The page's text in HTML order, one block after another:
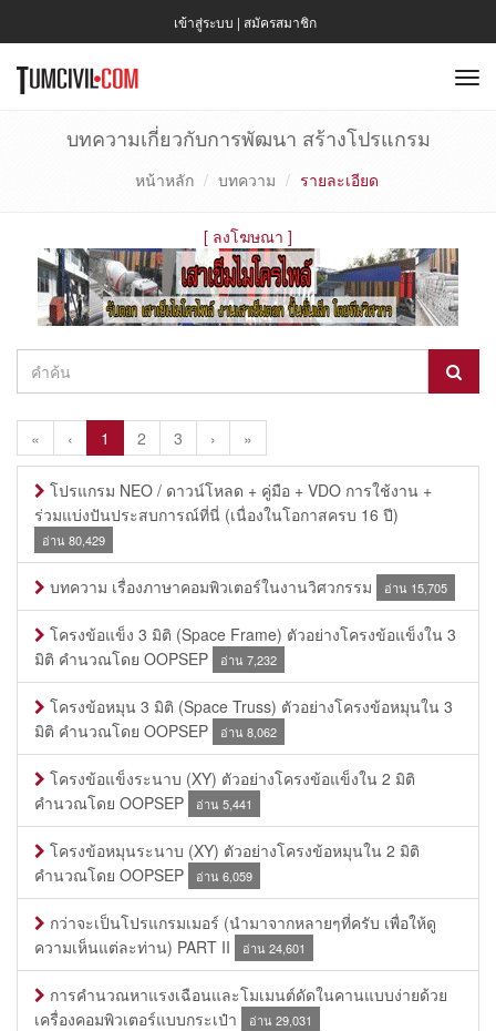
เข้าสู่ระบบ | สมัครสมาชิก
บทความเกี่ยวกับการพัฒนา สร้างโปรแกรม
หน้าหลัก บทความ รายละเอียด
[ ลงโฆษณา ]
« ‹ 1 2 3 › »
โปรแกรม NEO / ดาวน์โหลด + คู่มือ + VDO การใช้งาน +
ร่วมแบ่งปันประสบการณ์ที่นี่ (เนื่องในโอกาสครบ 16 ปี)
อ่าน 80,429
บทความ เรื่องภาษาคอมพิวเตอร์ในงานวิศวกรรม อ่าน 15,705
โครงข้อแข็ง 3 มิติ (Space Frame) ตัวอย่างโครงข้อแข็งใน 3
มิติ คำนวณโดย OOPSEP
อ่าน 7,232
โครงข้อหมุน 3 มิติ (Space Truss) ตัวอย่างโครงข้อหมุนใน 3
มิติ คำนวณโดย OOPSEP
อ่าน 8,062
โครงข้อแข็งระนาบ (XY) ตัวอย่างโครงข้อแข็งใน 2 มิติ
คำนวณโดย OOPSEP
อ่าน 5,441
โครงข้อหมุนระนาบ (XY) ตัวอย่างโครงข้อหมุนใน 2 มิติ
คำนวณโดย OOPSEP
อ่าน 6,059
กว่าจะเป็นโปรแกรมเมอร์ (นำมาจากหลายๆที่ครับ เพื่อให้ดู
ความเห็นแต่ละท่าน) PART II
อ่าน 24,601
การคำนวณหาแรงเฉือนและโมเมนต์ดัดในคานแบบง่ายด้วย
เครื่องคอมพิวเตอร์แบบกระเป๋า
อ่าน 29,031